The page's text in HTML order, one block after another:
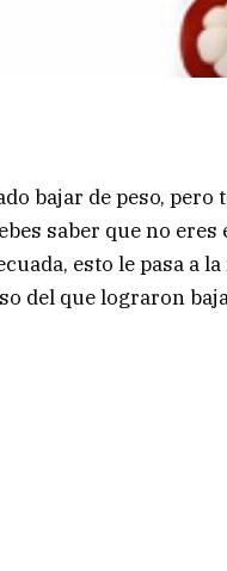
bajar de peso,
saber que no eres
esto le pasa a
del que lograron